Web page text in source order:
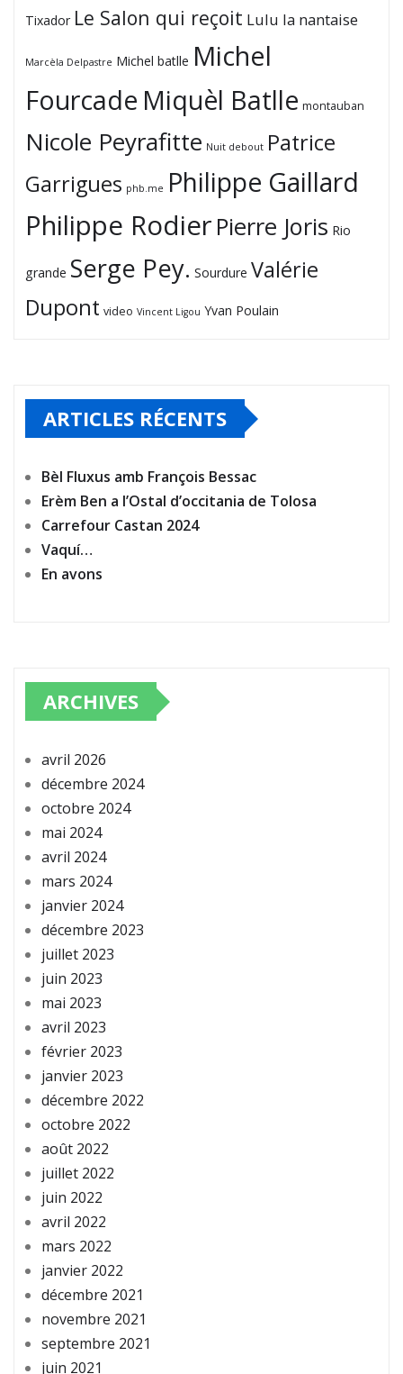
Tixador Le Salon qui reçoit Lulu la nantaise
Marcèla Delpastre Michel batlle Michel
Fourcade Miquèl Batlle montauban
Nicole Peyrafitte Nuit debout Patrice
Garrigues phb.me Philippe Gaillard
Philippe Rodier Pierre Joris Rio
grande Serge Pey. Sourdure Valérie
Dupont video Vincent Ligou Yvan Poulain
ARTICLES RÉCENTS
Bèl Fluxus amb François Bessac
Erèm Ben a l’Ostal d’occitania de Tolosa
Carrefour Castan 2024
Vaquí…
En avons
ARCHIVES
avril 2026
décembre 2024
octobre 2024
mai 2024
avril 2024
mars 2024
janvier 2024
décembre 2023
juillet 2023
juin 2023
mai 2023
avril 2023
février 2023
janvier 2023
décembre 2022
octobre 2022
août 2022
juillet 2022
juin 2022
avril 2022
mars 2022
janvier 2022
décembre 2021
novembre 2021
septembre 2021
juin 2021